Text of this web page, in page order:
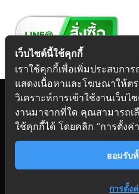
Copyright 2026 ©
ศูนย์รวมอุปกรณ์เฟ
เว็บไซต์นี้ใช้คุกกี้
เราใช้คุกกี้เพื่อเพิ่มประสบกา
แสดงเนื้อหาและโฆษณาให้ต
วิเคราะห์การเข้าใช้งานเว็บ
งานมาจากที่ใด คุณสามารถเ
ใช้คุกกี้ได้ โดยคลิก “การตั้งค่
ยอมรับ
การตั้ง